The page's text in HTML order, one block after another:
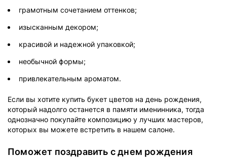
грамотным сочетанием оттенков;
изысканным декором;
красивой и надежной упаковкой;
необычной формы;
привлекательным ароматом.
Если вы хотите купить букет цветов на день рождения,
который надолго останется в памяти именинника, тогда
однозначно покупайте композицию у лучших мастеров,
которых вы можете встретить в нашем салоне.
Поможет поздравить с днем рождения